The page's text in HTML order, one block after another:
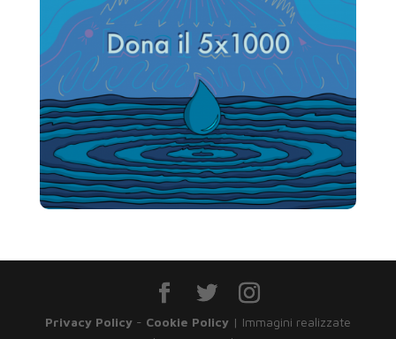
Privacy Policy- Cookie Policy| Immagini realizzate